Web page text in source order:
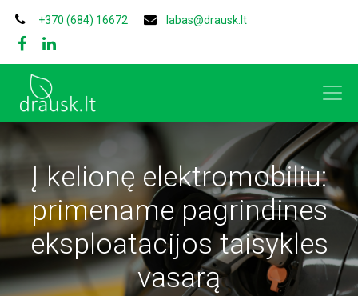
+370 (684) 16672 labas@drausk.lt
Į kelionę elektromobiliu:
primename pagrindines
eksploatacijos taisykles
vasarą